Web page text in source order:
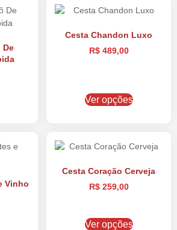
De
Cesta Chandon Luxo
R$489,00
Ver opções
Vinho
Cesta Coração Cerveja
R$259,00
Ver opções